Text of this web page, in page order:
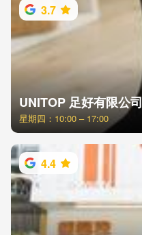
3.7
UNITOP 足好有限公司
星期四：10:00 – 17:00
4.4